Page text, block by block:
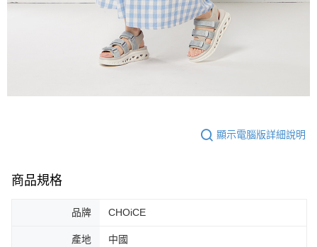
顯示電腦版詳細說明
商品規格
品牌 CHOiCE
產地 中國